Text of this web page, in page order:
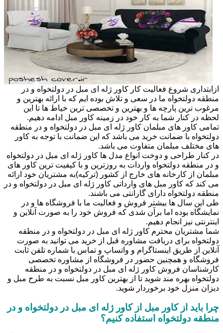
ازابتداری شروع فعالیت کار کاور ژله ای مبل در دولتخواه و در
منطقه دولتخواه ما در سعی و تلاش بوده ایم که با ارائه بهترین و
مرغوب ترین پارچه ها و بهترین و تخصصی ترین خیاط ها تا این
لحظه در کنار شما به کار خود در زمینه کاور مبل ادامه دهیم.
تمامی کاور های مبلمان کاور ژله ای مبل در دولتخواه و در منطقه
دولتخواه با ضمانت خرید می باشد که این ضمانت با توجه به کاور
های مختلف مبلمان متفاوت می باشد.
در کنار طراحی و دوخت انواع مدل ها کاور ژله ای مبل در دولتخواه
و در منطقه دولتخواه واردات به روزترین و با کیفیت ترین کاور های
مبلمان از کارخانه های خارج از کشور (ترکیه)به مشتریان خود ارائه
می کند که کاور مبل های وارداتی کاور ژله ای مبل در دولتخواه و در
منطقه دولتخواه دارای گارانتی می باشند.
طی این سال ها بیشتر فروش و فعالیت ما با فروشگاه ها و در
نمایشگاه بوده اما برآن شدی که فروش خود را به صورت آنلاین و
اینترنتی نیز انجام دهیم.
شما مشتریان محترم کاور ژله ای مبل در دولتخواه و در منطقه
دولتخواه برای دریافت مشاوره قبل از خرید می توانید به صورت
آنلاین از طریق اینستاگرام و واتساپ و تماس با شماره تلفن ثابت
فروشگاه و همچنین حضور در فروشگاه از مشاوره تخصصی
کارشناسان فروش کاور ژله ای مبل در دولتخواه و در منطقه
دولتخواه بهره مند شوید تا از بهترین کاور مبل نسبت به طرح مبل و
دیزان منزل خود برخوردار شوید.
چرا باید از کاور مبل از کاور ژله ای مبل در دولتخواه و در
منطقه دولتخواه استفاده کنیم؟